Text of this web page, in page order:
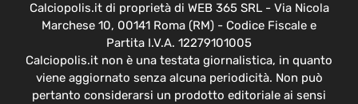
Calciopolis.it di proprietà di WEB 365 SRL - Via Nicola
Marchese 10, 00141 Roma (RM) - Codice Fiscale e
Partita I.V.A. 12279101005
Calciopolis.it non è una testata giornalistica, in quanto
viene aggiornato senza alcuna periodicità. Non può
pertanto considerarsi un prodotto editoriale ai sensi